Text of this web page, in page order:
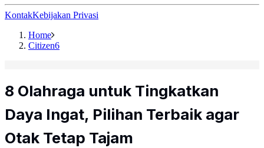
KontakKebijakan Privasi
Home
Citizen6
8 Olahraga untuk Tingkatkan
Daya Ingat, Pilihan Terbaik agar
Otak Tetap Tajam